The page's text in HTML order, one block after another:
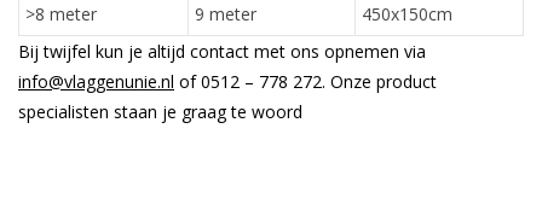
>8 meter
9 meter
450x150cm
Bij twijfel kun je altijd contact met ons opnemen via
info@vlaggenunie.nl of 0512 – 778 272. Onze product
specialisten staan je graag te woord